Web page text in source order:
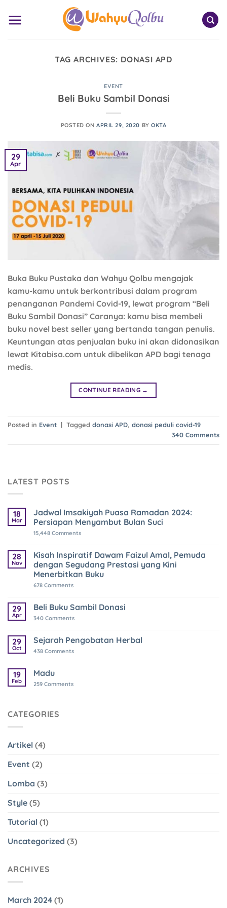
TAG ARCHIVES: DONASI APD
EVENT
Beli Buku Sambil Donasi
POSTED ONAPRIL 29, 2020 BYOKTA
29
Apr
Buka Buku Pustaka dan Wahyu Qolbu mengajak
kamu-kamu untuk berkontribusi dalam program
penanganan Pandemi Covid-19, lewat program “Beli
Buku Sambil Donasi” Caranya: kamu bisa membeli
buku novel best seller yang bertanda tangan penulis.
Keuntungan atas penjualan buku ini akan didonasikan
lewat Kitabisa.com untuk dibelikan APD bagi tenaga
medis.
CONTINUE READING →
Posted in Event | Tagged donasi APD, donasi peduli covid-19
340 Comments
LATEST POSTS
18
Mar
Jadwal Imsakiyah Puasa Ramadan 2024:
Persiapan Menyambut Bulan Suci
15,448 Comments
28
Nov
Kisah Inspiratif Dawam Faizul Amal, Pemuda
dengan Segudang Prestasi yang Kini
Menerbitkan Buku
678 Comments
29
Apr
Beli Buku Sambil Donasi
340 Comments
29
Oct
Sejarah Pengobatan Herbal
438 Comments
19
Feb
Madu
259 Comments
CATEGORIES
Artikel (4)
Event (2)
Lomba (3)
Style (5)
Tutorial (1)
Uncategorized (3)
ARCHIVES
March 2024 (1)